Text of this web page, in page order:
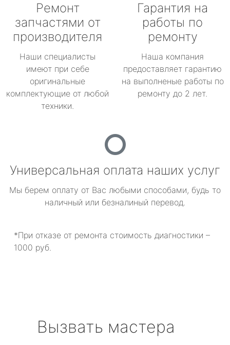
Ремонт
запчастями от
производителя
Наши специалисты
имеют при себе
оригинальные
комплектующие от любой
техники.
Гарантия на
работы по
ремонту
Наша компания
предоставляет гарантию
на выполненые работы по
ремонту до 2 лет.
Универсальная оплата наших услуг
Мы берем оплату от Вас любыми способами, будь то
наличный или безналиный перевод.
*При отказе от ремонта стоимость диагностики –
1000 руб.
Вызвать мастера